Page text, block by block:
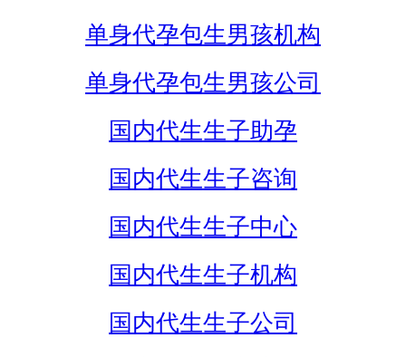
单身代孕包生男孩机构
单身代孕包生男孩公司
国内代生生子助孕
国内代生生子咨询
国内代生生子中心
国内代生生子机构
国内代生生子公司